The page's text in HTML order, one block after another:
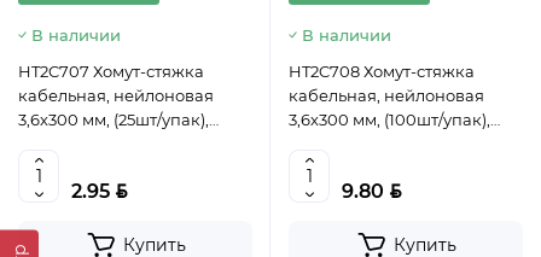
В наличии
HT2C707 Хомут-стяжка
кабельная, нейлоновая
3,6х300 мм, (25шт/упак),
5902801450549 (CN)
2.95 BYN
Купить
В наличии
HT2C708 Хомут-стяжка
кабельная, нейлоновая
3,6х300 мм, (100шт/упак),
5902801450587 (CN)
9.80 BYN
Купить